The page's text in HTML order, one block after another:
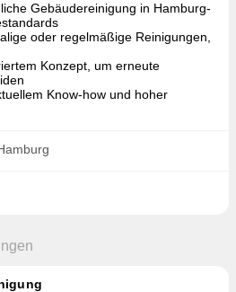
Gebäudereinigung in Hamburg-
oder regelmäßige Reinigungen,
Konzept, um erneute
Know-how und hoher